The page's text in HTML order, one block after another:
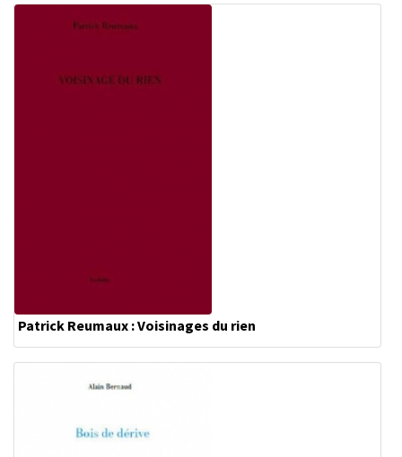
Patrick Reumaux : Voisinages du rien